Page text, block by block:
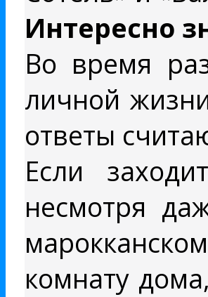
Интересно
Во время
личной
ответы
Если
несмотря
комнату